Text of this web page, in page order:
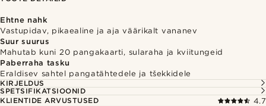
Ehtne nahk
Vastupidav, pikaealine ja aja väärikalt vananev
Suur suurus
Mahutab kuni 20 pangakaarti, sularaha ja kviitungeid
Paberraha tasku
Eraldisev sahtel pangatähtedele ja tšekkidele
KIRJELDUS
SPETSIFIKATSIOONID
KLIENTIDE ARVUSTUSED
4.7